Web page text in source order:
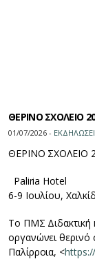
ΘΕΡΙΝΟ ΣΧΟΛΕΙΟ
01/07/2026 -
ΘΕΡΙΝΟ ΣΧΟΛΕΙΟ
Paliria Hotel
6-9 Ιουλίου,
Το ΠΜΣ
οργανώνει θερινό
Παλίρροια, <